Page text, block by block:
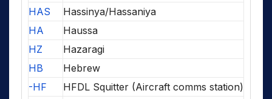
HAS
Hassinya/Hassaniya
HA
Haussa
HZ
Hazaragi
HB
Hebrew
-HF
HFDL Squitter (Aircraft comms station)